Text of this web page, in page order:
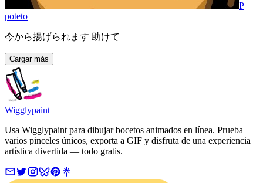
P
poteto
今から揚げられます 助けて
Cargar más
Wigglypaint
Usa Wigglypaint para dibujar bocetos animados en línea. Prueba
varios pinceles únicos, exporta a GIF y disfruta de una experiencia
artística divertida — todo gratis.